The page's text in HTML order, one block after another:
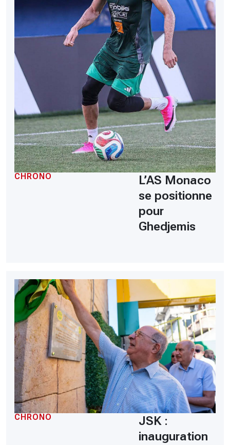
CHRONO
L’AS Monaco
se positionne
pour
Ghedjemis
CHRONO
JSK :
inauguration